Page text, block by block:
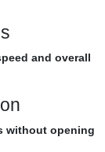
and overall
without opening